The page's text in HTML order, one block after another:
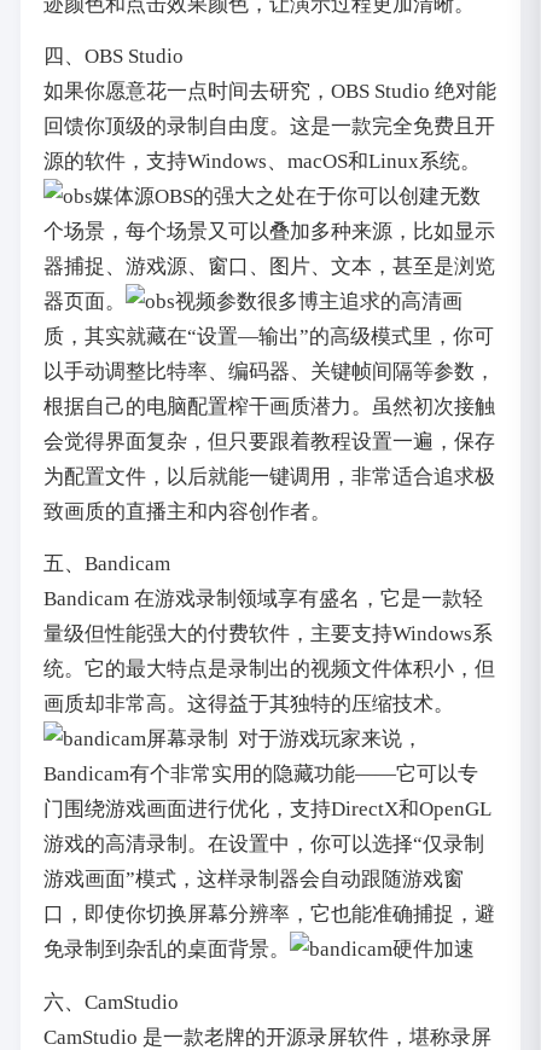
四、OBS Studio
如果你愿意花一点时间去研究，OBS Studio 绝对能
回馈你顶级的录制自由度。这是一款完全免费且开
源的软件，支持Windows、macOS和Linux系统。
OBS的强大之处在于你可以创建无数
个场景，每个场景又可以叠加多种来源，比如显示
器捕捉、游戏源、窗口、图片、文本，甚至是浏览
器页面。
很多博主追求的高清画
质，其实就藏在“设置—输出”的高级模式里，你可
以手动调整比特率、编码器、关键帧间隔等参数，
根据自己的电脑配置榨干画质潜力。虽然初次接触
会觉得界面复杂，但只要跟着教程设置一遍，保存
为配置文件，以后就能一键调用，非常适合追求极
致画质的直播主和内容创作者。
五、Bandicam
Bandicam 在游戏录制领域享有盛名，它是一款轻
量级但性能强大的付费软件，主要支持Windows系
统。它的最大特点是录制出的视频文件体积小，但
画质却非常高。这得益于其独特的压缩技术。
对于游戏玩家来说，
Bandicam有个非常实用的隐藏功能——它可以专
门围绕游戏画面进行优化，支持DirectX和OpenGL
游戏的高清录制。在设置中，你可以选择“仅录制
游戏画面”模式，这样录制器会自动跟随游戏窗
口，即使你切换屏幕分辨率，它也能准确捕捉，避
免录制到杂乱的桌面背景。
六、CamStudio
CamStudio 是一款老牌的开源录屏软件，堪称录屏